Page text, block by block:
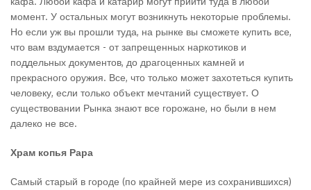
момент. У остальных могут возникнуть некоторые проблемы.
Но если уж вы прошли туда, на рынке вы сможете купить все,
что вам вздумается - от запрещенных наркотиков и
поддельных документов, до драгоценных камней и
прекрасного оружия. Все, что только может захотеться купить
человеку, если только объект мечтаний существует. О
существовании Рынка знают все горожане, но были в нем
далеко не все.
Храм копья Рара
Самый старый в городе (по крайней мере из сохранившихся)